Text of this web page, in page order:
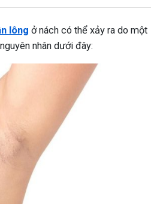
lông ở nách có thể xảy ra do một
nhân dưới đây: